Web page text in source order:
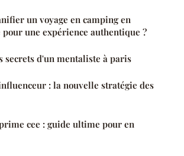
un voyage en camping en
une expérience authentique ?
secrets d'un mentaliste à paris
: la nouvelle stratégie des
cee : guide ultime pour en